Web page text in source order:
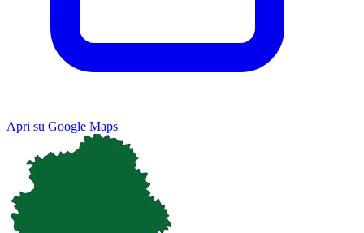
Apri su Google Maps
Map Satellite
Keyboard shortcuts